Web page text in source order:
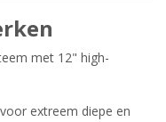
met 12" high-
extreem diepe en